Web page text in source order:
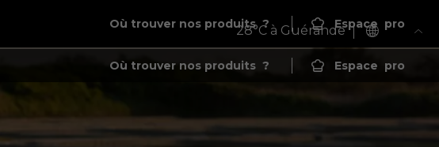
Où trouver nos produits? Espace pro
28°C à Guérande
Où trouver nos produits ? Espace pro